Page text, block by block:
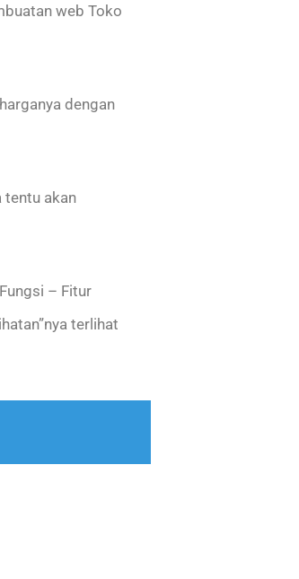
web Toko
dengan
tentu akan
– Fitur
terlihat